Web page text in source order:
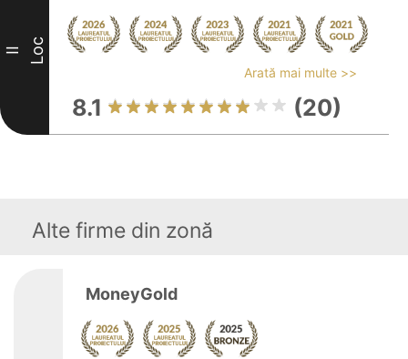
II Loc
Arată mai multe >>
8.1 (20)
Alte firme din zonă
MoneyGold